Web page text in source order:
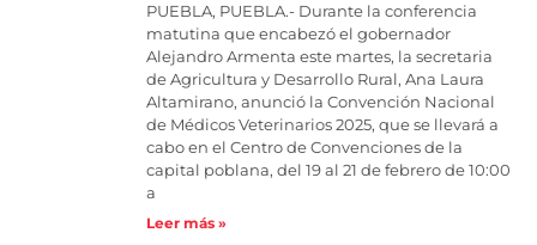
PUEBLA, PUEBLA.- Durante la conferencia
matutina que encabezó el gobernador
Alejandro Armenta este martes, la secretaria
de Agricultura y Desarrollo Rural, Ana Laura
Altamirano, anunció la Convención Nacional
de Médicos Veterinarios 2025, que se llevará a
cabo en el Centro de Convenciones de la
capital poblana, del 19 al 21 de febrero de 10:00
a
Leer más »